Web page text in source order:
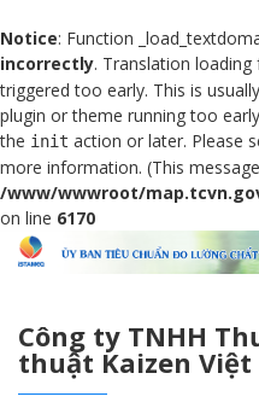
Notice: Function
incorrectly. Translation loading
triggered too early. This is
plugin or theme running too
the init action or later. Please
more information. (This
/www/wwwroot/
on line 6170
Công ty TNHH
thuật Kaizen Việt